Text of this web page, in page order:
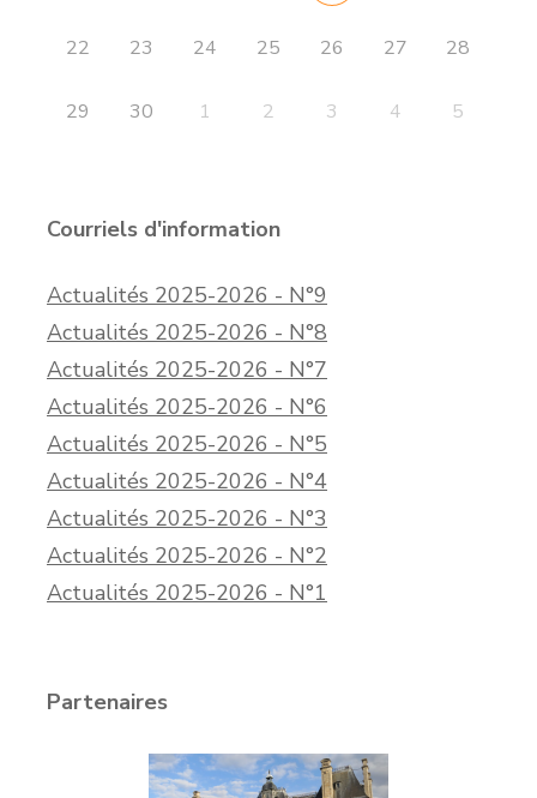
22 23 24 25 26 27 28
29 30 1 2 3 4 5
Courriels d'information
Actualités 2025-2026 - N°9
Actualités 2025-2026 - N°8
Actualités 2025-2026 - N°7
Actualités 2025-2026 - N°6
Actualités 2025-2026 - N°5
Actualités 2025-2026 - N°4
Actualités 2025-2026 - N°3
Actualités 2025-2026 - N°2
Actualités 2025-2026 - N°1
Partenaires